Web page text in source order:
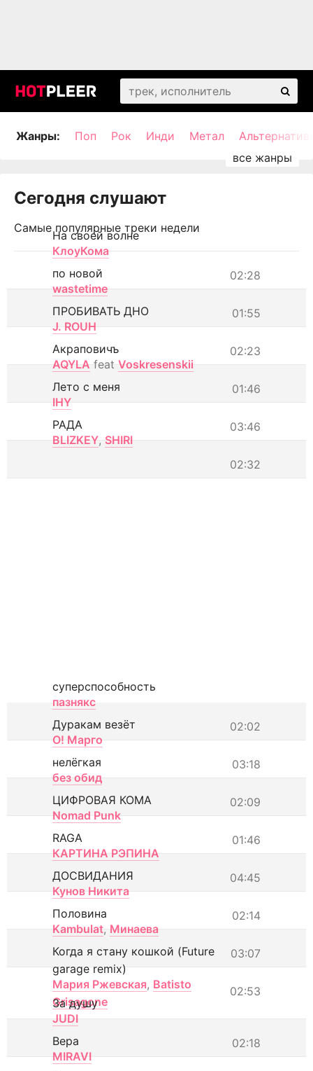
Жанры: Поп Рок Инди Метал
Сегодня слушают
Самые популярные треки недели
На своей волне
КлоуКома
02:28
по новой
wastetime
01:55
ПРОБИВАТЬ ДНО
J. ROUH
02:23
Акраповичъ
AQYLA feat Voskresenskii
01:46
Лето с меня
IHY
03:46
РАДА
BLIZKEY, SHIRI
02:32
суперспособность
пазнякс
02:02
Дуракам везёт
О! Марго
03:18
нелёгкая
без обид
02:09
ЦИФРОВАЯ КОМА
Nomad Punk
01:46
RAGA
КАРТИНА РЭПИНА
04:45
ДОСВИДАНИЯ
Кунов Никита
02:14
Половина
Kambulat, Минаева
03:07
Когда я стану кошкой (Future
garage remix)
Мария Ржевская, Batisto
Grisagone
02:53
За душу
JUDI
02:18
Вера
MIRAVI